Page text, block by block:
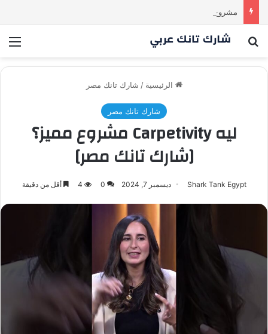
بحث عن
الرئيسية / شارك تانك مصر
شارك تانك مصر
ليه Carpetivity مشروع مميز؟
[شارك تانك مصر]
Shark Tank Egypt ديسمبر 7, 2024 0
4 أقل من دقيقة